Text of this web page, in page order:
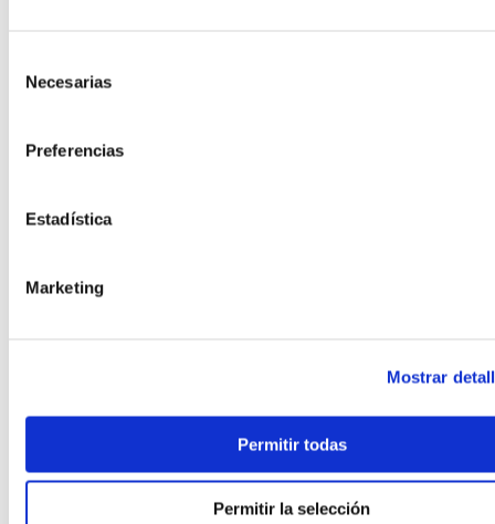
Necesarias
Preferencias
Estadística
Marketing
Mostrar
Permitir todas
Permitir la selección
PASSIVHAUS + HOGAR CONECTADO
PILOTOS MUNICIPALES MODULAR
POLÍTICA Y PROGRAMAS VIVIENDA
PREFABRICADAS COMPACTAS,
PREFABRICADAS CON FOTOVOLTAICA,
,